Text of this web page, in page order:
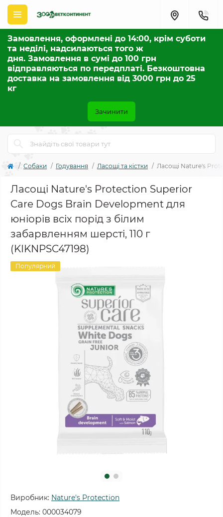
Замовлення, оформлені до 14:00, крім суботи
та неділі, надсилаються того ж
дня. Замовлення в сумі до 100 грн
відправляються по передплаті. Безкоштовна
доставка на замовлення від 3000 грн до 25
кг
Зачинити
Собаки Годування Ласощі та кістки Ласощі Nature's
Ласощі Nature's Protection Superior
Care Dogs Brain Development для
юніорів всіх порід з білим
забарвленням шерсті, 110 г
(KIKNPSC47198)
Популярний
Виробник: Nature's Protection
Модель: 000034079